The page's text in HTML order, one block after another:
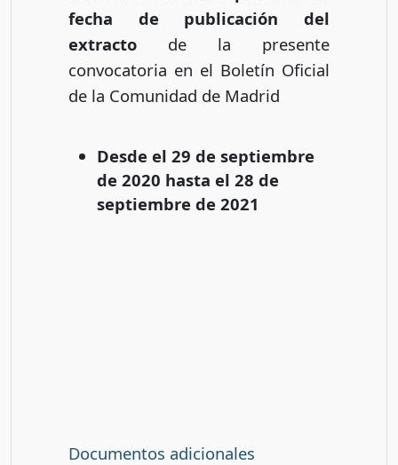
fecha de publicación del
extracto de la presente
convocatoria en el Boletín Oficial
de la Comunidad de Madrid
Desde el 29 de septiembre
de 2020 hasta el 28 de
septiembre de 2021
Documentos adicionales